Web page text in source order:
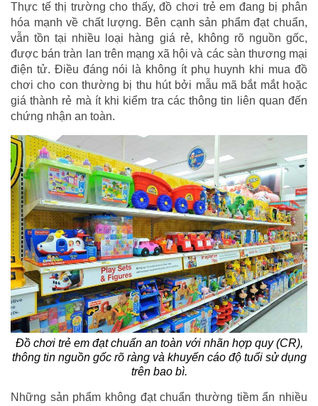
Thực tế thị trường cho thấy, đồ chơi trẻ em đang bị phân
hóa mạnh về chất lượng. Bên cạnh sản phẩm đạt chuẩn,
vẫn tồn tại nhiều loại hàng giá rẻ, không rõ nguồn gốc,
được bán tràn lan trên mạng xã hội và các sàn thương mại
điện tử. Điều đáng nói là không ít phụ huynh khi mua đồ
chơi cho con thường bị thu hút bởi mẫu mã bắt mắt hoặc
giá thành rẻ mà ít khi kiểm tra các thông tin liên quan đến
chứng nhận an toàn.
Đồ chơi trẻ em đạt chuẩn an toàn với nhãn hợp quy (CR),
thông tin nguồn gốc rõ ràng và khuyến cáo độ tuổi sử dụng
trên bao bì.
Những sản phẩm không đạt chuẩn thường tiềm ẩn nhiều